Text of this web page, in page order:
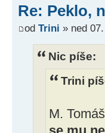
Re: Peklo,
od Trini » ned
Nic píše:
Trini
M.